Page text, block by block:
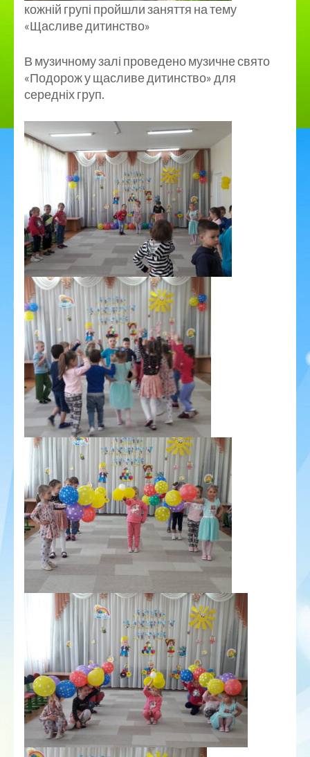
кожній групі пройшли заняття на тему
«Щасливе дитинство»
В музичному залі проведено музичне свято
«Подорож у щасливе дитинство» для
середніх груп.